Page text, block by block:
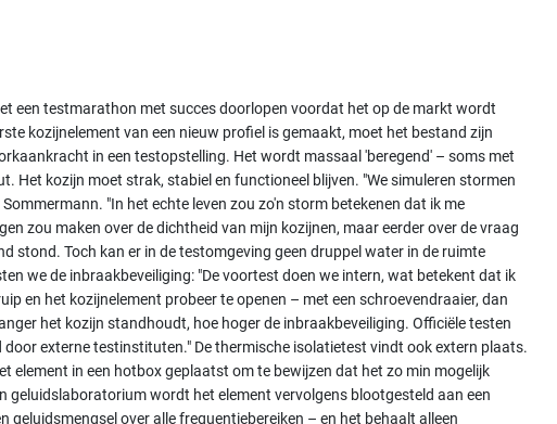
een testmarathon met succes doorlopen voordat het op de markt wordt
kozijnelement van een nieuw profiel is gemaakt, moet het bestand zijn
in een testopstelling. Het wordt massaal 'beregend' – soms met
Het kozijn moet strak, stabiel en functioneel blijven. "We simuleren stormen
"In het echte leven zou zo'n storm betekenen dat ik me
zou maken over de dichtheid van mijn kozijnen, maar eerder over de vraag
stond. Toch kan er in de testomgeving geen druppel water in de ruimte
we de inbraakbeveiliging: "De voortest doen we intern, wat betekent dat ik
en het kozijnelement probeer te openen – met een schroevendraaier, dan
het kozijn standhoudt, hoe hoger de inbraakbeveiliging. Officiële testen
externe testinstituten." De thermische isolatietest vindt ook extern plaats.
element in een hotbox geplaatst om te bewijzen dat het zo min mogelijk
geluidslaboratorium wordt het element vervolgens blootgesteld aan een
geluidsmengsel over alle frequentiebereiken – en het behaalt alleen